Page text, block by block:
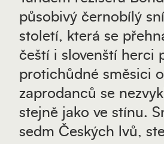
působivý černobílý
století, která se
čeští i slovenští herci
protichůdné směsici
zaprodanců se
stejně jako ve stínu.
sedm Českých lvů,